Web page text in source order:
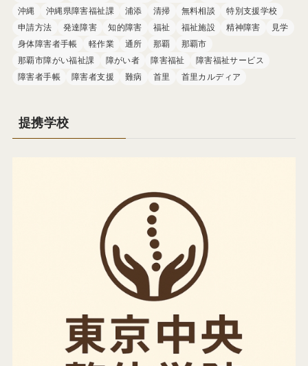
沖縄
沖縄県障害福祉課 浦添 清掃 無料相談
特別支援学校
申請方法
発達障害 知的障害 福祉 福祉施設 精神障害
見学
身体障害者手帳
軽作業 通所 那覇
那覇市
那覇市障がい福祉課
障がい者 障害福祉
障害福祉サービス
障害者手帳
障害者支援 難病 首里 首里カルディア
提携学校